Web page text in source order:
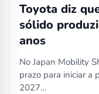
Toyota diz
sólido
anos
No Japan Mobility
prazo para iniciar a
2027…